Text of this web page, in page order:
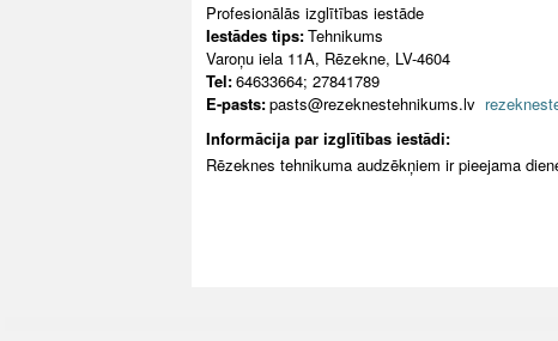
Profesionālās izglītības iestāde
Iestādes tips:Tehnikums
Varoņu iela 11A, Rēzekne, LV-4604
Tel:64633664; 27841789
E-pasts:pasts@rezeknestehnikums.lv
Informācija par izglītības iestādi:
Rēzeknes tehnikuma audzēkņiem ir pieejama